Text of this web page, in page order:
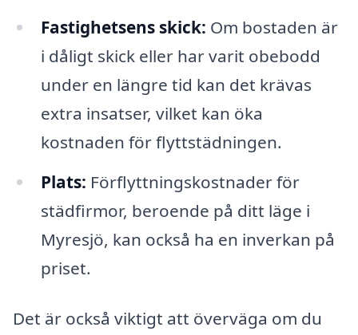
Fastighetsens skick: Om bostaden är
i dåligt skick eller har varit obebodd
under en längre tid kan det krävas
extra insatser, vilket kan öka
kostnaden för flyttstädningen.
Plats: Förflyttningskostnader för
städfirmor, beroende på ditt läge i
Myresjö, kan också ha en inverkan på
priset.
Det är också viktigt att överväga om du